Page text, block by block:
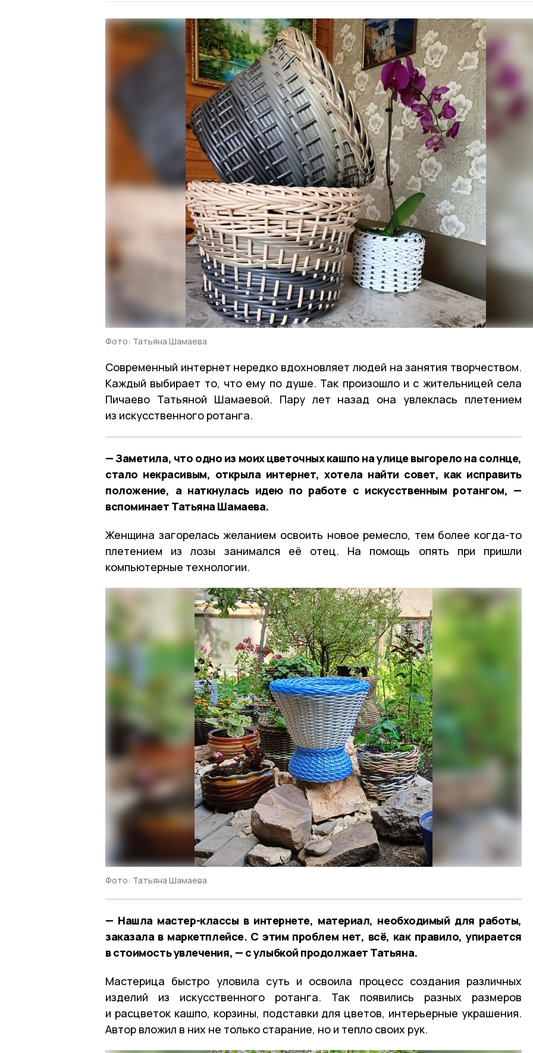
Фото: Татьяна Шамаева
Современный интернет нередко вдохновляет людей на занятия творчеством.
Каждый выбирает то, что ему по душе. Так произошло и с жительницей села
Пичаево Татьяной Шамаевой. Пару лет назад она увлеклась плетением
из искусственного ротанга.
— Заметила, что одно из моих цветочных кашпо на улице выгорело на солнце,
стало некрасивым, открыла интернет, хотела найти совет, как исправить
положение, а наткнулась идею по работе с искусственным ротангом, —
вспоминает Татьяна Шамаева.
Женщина загорелась желанием освоить новое ремесло, тем более когда-то
плетением из лозы занимался её отец. На помощь опять при пришли
компьютерные технологии.
Фото: Татьяна Шамаева
— Нашла мастер-классы в интернете, материал, необходимый для работы,
заказала в маркетплейсе. С этим проблем нет, всё, как правило, упирается
в стоимость увлечения, — с улыбкой продолжает Татьяна.
Мастерица быстро уловила суть и освоила процесс создания различных
изделий из искусственного ротанга. Так появились разных размеров
и расцветок кашпо, корзины, подставки для цветов, интерьерные украшения.
Автор вложил в них не только старание, но и тепло своих рук.